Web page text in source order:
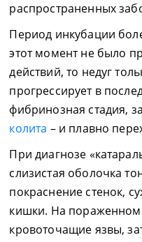
распространенных
Период инкубации
этот момент не было
действий, то недуг
прогрессирует в
фибринозная стадия,
колита – и плавно
При диагнозе
слизистая оболочка
покраснение стенок,
кишки. На пораженном
кровоточащие язвы,